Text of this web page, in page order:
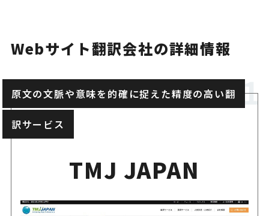
ン単位の料金設定
トライベクトル
Webサイト翻訳会社の詳細情報
原文の文脈や意味を的確に捉えた精度の高い翻
訳サービス
TMJ JAPAN